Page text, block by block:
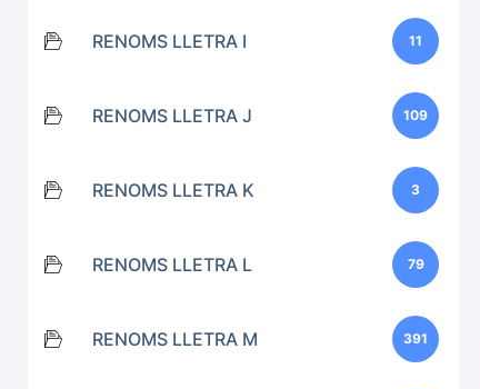
RENOMS LLETRA I 11
RENOMS LLETRA J 109
RENOMS LLETRA K 3
RENOMS LLETRA L 79
RENOMS LLETRA M 391